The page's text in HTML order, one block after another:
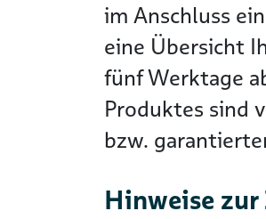
im Anschluss
eine Übersicht
fünf Werktage
Produktes sind
bzw.
Hinweise